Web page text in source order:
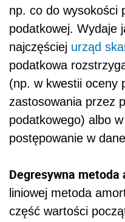
np. co do wysokości
podatkowej. Wydaje
najczęściej urząd
podatkowa
(np. w kwestii oceny
zastosowania przez
podatkowego) albo
postępowanie w
Degresywna metoda
liniowej metoda
część wartości